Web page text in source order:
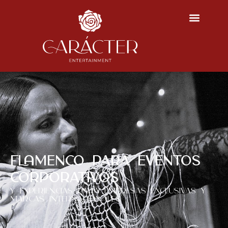
Flamenco parA eventos
corporAtivos
y experiencias parA empresas exclusivas y
marcas internacionales